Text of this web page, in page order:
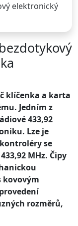
elektronický
klíčenka a karta
Jedním z
433,92
Lze je
se
MHz. Čipy
kovovým
rozměrů,